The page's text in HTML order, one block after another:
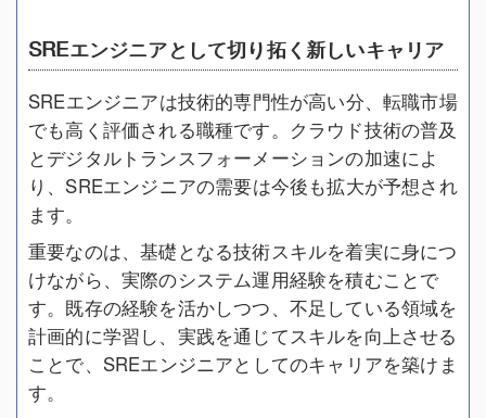
SREエンジニアとして切り拓く新しいキャリア
SREエンジニアは技術的専門性が高い分、転職市場
でも高く評価される職種です。クラウド技術の普及
とデジタルトランスフォーメーションの加速によ
り、SREエンジニアの需要は今後も拡大が予想され
ます。
重要なのは、基礎となる技術スキルを着実に身につ
けながら、実際のシステム運用経験を積むことで
す。既存の経験を活かしつつ、不足している領域を
計画的に学習し、実践を通じてスキルを向上させる
ことで、SREエンジニアとしてのキャリアを築けま
す。